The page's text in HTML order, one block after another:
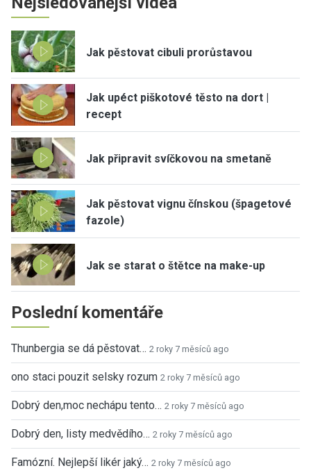
Jak pěstovat cibuli prorůstavou
Jak upéct piškotové těsto na dort |
recept
Jak připravit svíčkovou na smetaně
Jak pěstovat vignu čínskou (špagetové
fazole)
Jak se starat o štětce na make-up
Poslední komentáře
Thunbergia se dá pěstovat… 2 roky 7 měsíců ago
ono staci pouzit selsky rozum 2 roky 7 měsíců ago
Dobrý den,moc nechápu tento… 2 roky 7 měsíců ago
Dobrý den, listy medvědího… 2 roky 7 měsíců ago
Famózní. Nejlepší likér jaký… 2 roky 7 měsíců ago